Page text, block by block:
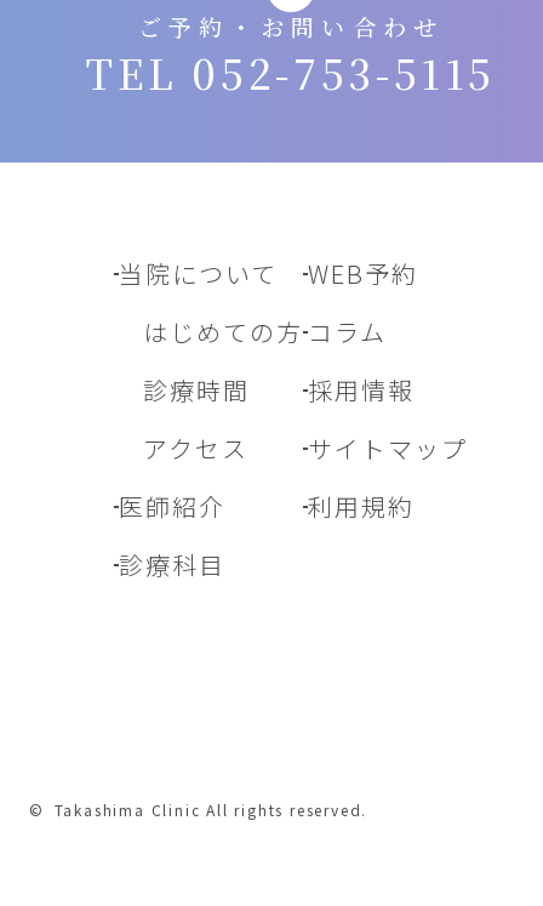
ご予約・お問い合わせ
TEL 052-753-5115
当院について
はじめての方
診療時間
アクセス
医師紹介
診療科目
WEB予約
コラム
採用情報
サイトマップ
利用規約
© Takashima Clinic All rights reserved.